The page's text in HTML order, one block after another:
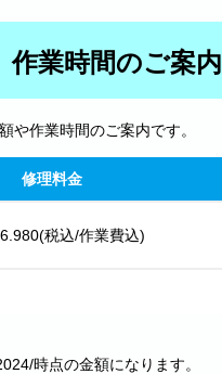
作業時間のご案内
や作業時間のご案内です。
修理料金
税込/作業費込)
時点の金額になります。